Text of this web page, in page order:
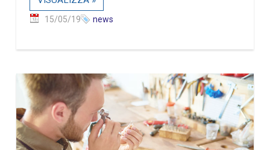
15/05/19 news